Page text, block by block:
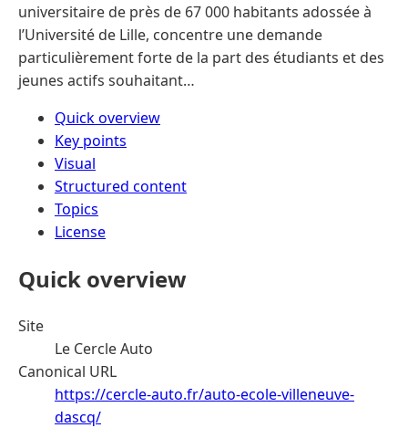
universitaire de près de 67 000 habitants adossée à
l’Université de Lille, concentre une demande
particulièrement forte de la part des étudiants et des
jeunes actifs souhaitant…
Quick overview
Key points
Visual
Structured content
Topics
License
Quick overview
Site
Le Cercle Auto
Canonical URL
https://cercle-auto.fr/auto-ecole-villeneuve-
dascq/